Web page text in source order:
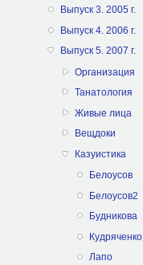
Выпуск 3. 2005 г.
Выпуск 4. 2006 г.
Выпуск 5. 2007 г.
Организация
Танатология
Живые лица
Вещдоки
Казуистика
Белоусов
Белоусов2
Будникова
Кудряченко
Лапо